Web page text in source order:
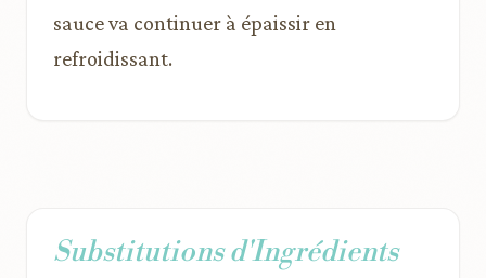
sauce va continuer à épaissir en
refroidissant.
Substitutions d'Ingrédients